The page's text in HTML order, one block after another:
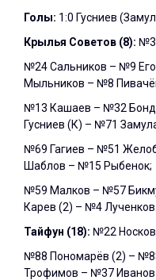
Голы: 1:0 Гусниев
Крылья Советов (8):
№24 Сальников – №9
Мыльников – №8
№13 Кашаев – №32
Гусниев (К) – №71
№69 Гагиев – №51
Шаблов – №15 Рыбенок;
№59 Малков – №57
Карев (2) – №4 Лученков.
Тайфун (18): №22
№88 Пономарёв (2) –
Трофимов – №37 Иванов